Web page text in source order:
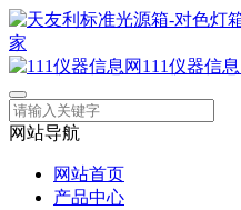
111仪器信息
网站导航
网站首页
产品中心